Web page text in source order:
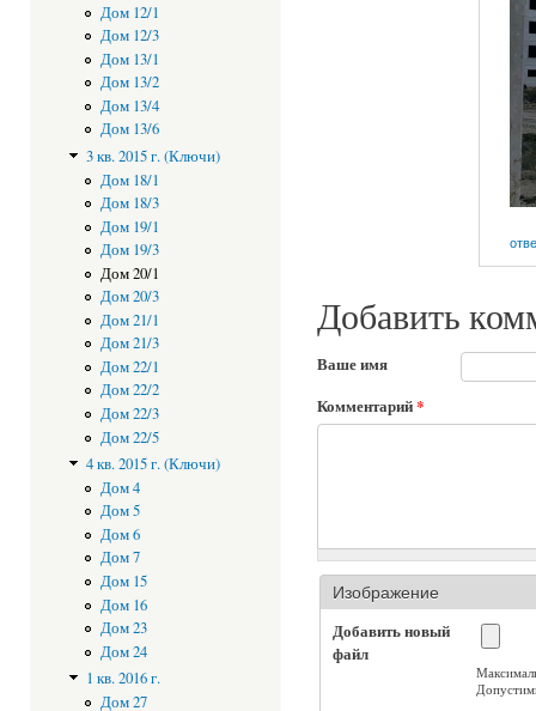
Дом 12/1
Дом 12/3
Дом 13/1
Дом 13/2
Дом 13/4
Дом 13/6
3 кв. 2015 г. (Ключи)
Дом 18/1
Дом 18/3
Дом 19/1
Дом 19/3
Дом 20/1
Дом 20/3
Дом 21/1
Дом 21/3
Дом 22/1
Дом 22/2
Дом 22/3
Дом 22/5
4 кв. 2015 г. (Ключи)
Дом 4
Дом 5
Дом 6
Дом 7
Дом 15
Дом 16
Дом 23
Дом 24
1 кв. 2016 г.
Дом 27
Добавить
Ваше имя
Комментарий*
Изображение
Добавить новый
файл